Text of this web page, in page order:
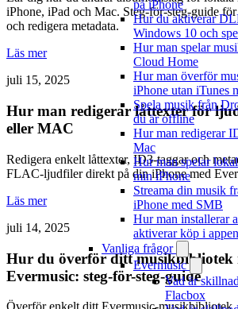
på iPhone
Hur du aktiverar
Windows 10 och
Hur man spelar
Cloud Home
Hur man överför
iPhone utan iTunes
Spela musik från
du är offline
Hur man redigerar
Mac
Hur man spelar
min iPhone
Streama din musik
iPhone med SMB
Hur man installerar
aktiverar köp i
Vanliga frågor
Evermusic
Vad är
Flacbox
iPhone, iPad och Mac. Steg-för-steg-guide
och redigera metadata.
Läs mer
juli 15, 2025
Hur man redigerar låttexter för
eller MAC
Redigera enkelt låttexter, ID3-taggar och
FLAC-ljudfiler direkt på din iPhone med
Läs mer
juli 14, 2025
Hur du överför ditt musikbibliotek
Evermusic: steg-för-steg-guide